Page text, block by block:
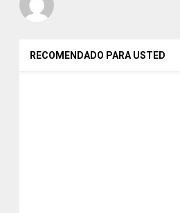
RECOMENDADO PARA USTED